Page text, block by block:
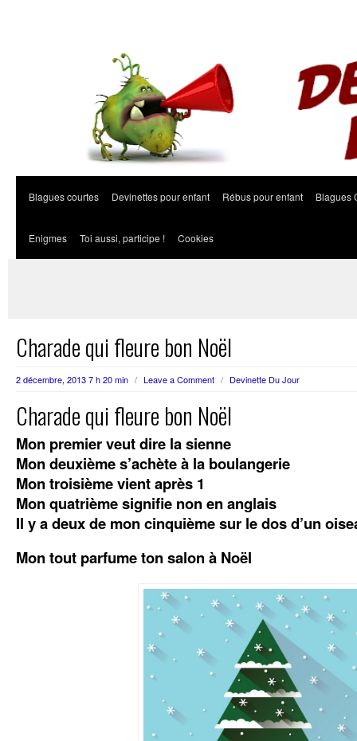
Blagues courtes Devinettes pour enfant Rébus pour enfant Blagues
Enigmes Toi aussi, participe ! Cookies
Charade qui fleure bon Noël
2 décembre, 2013 7 h 20 min / Leave a Comment / Devinette Du Jour
Charade qui fleure bon Noël
Mon premier veut dire la sienne
Mon deuxième s’achète à la boulangerie
Mon troisième vient après 1
Mon quatrième signifie non en anglais
Il y a deux de mon cinquième sur le dos d’un
Mon tout parfume ton salon à Noël